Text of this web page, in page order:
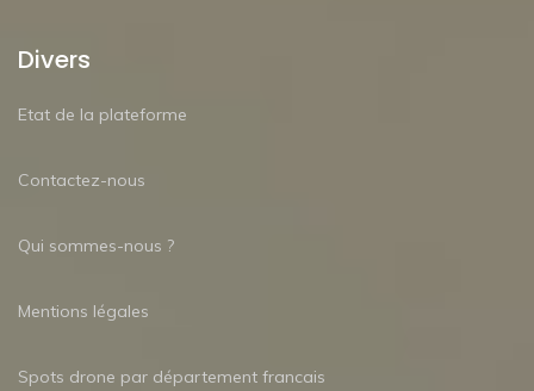
Divers
Etat de la plateforme
Contactez-nous
Qui sommes-nous ?
Mentions légales
Spots drone par département francais